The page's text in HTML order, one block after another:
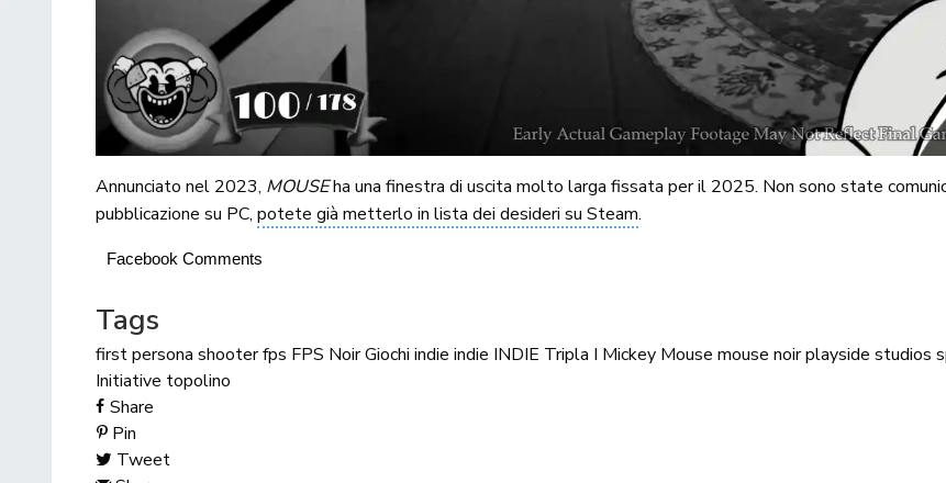
Annunciato nel 2023, MOUSEha una finestra di uscita molto larga fissata per il 2025. Non sono state
pubblicazione su PC,potete già metterlo in lista dei desideri su Steam.
Facebook Comments
Tags
first persona shooterfps FPS NoirGiochi indie indie INDIE Tripla I Mickey Mouse mouse noirplayside studios
Initiative topolino
Share
Pin
Tweet